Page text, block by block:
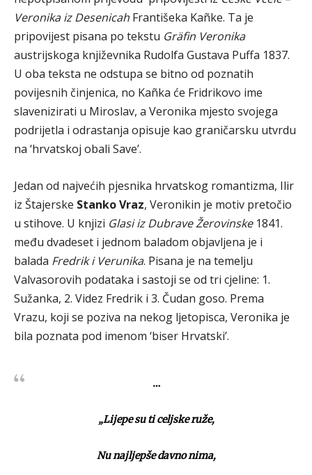
Veronika iz Desenicah Františeka Kañke. Ta je
pripovijest pisana po tekstu Gräfin Veronika
austrijskoga književnika Rudolfa Gustava Puffa 1837.
U oba teksta ne odstupa se bitno od poznatih
povijesnih činjenica, no Kañka će Fridrikovo ime
slavenizirati u Miroslav, a Veronika mjesto svojega
podrijetla i odrastanja opisuje kao graničarsku utvrdu
na ‘hrvatskoj obali Save’.
Jedan od najvećih pjesnika hrvatskog romantizma, Ilir
iz Štajerske Stanko Vraz, Veronikin je motiv pretočio
u stihove. U knjizi Glasi iz Dubrave Žerovinske1841.
među dvadeset i jednom baladom objavljena je i
balada Fredrik i Verunika. Pisana je na temelju
Valvasorovih podataka i sastoji se od tri cjeline: 1.
Sužanka, 2. Videz Fredrik i 3. Čudan goso. Prema
Vrazu, koji se poziva na nekog ljetopisca, Veronika je
bila poznata pod imenom ‘biser Hrvatski’.
…
„Lijepe su ti celjske ruže,
Nu najljepše davno nima,